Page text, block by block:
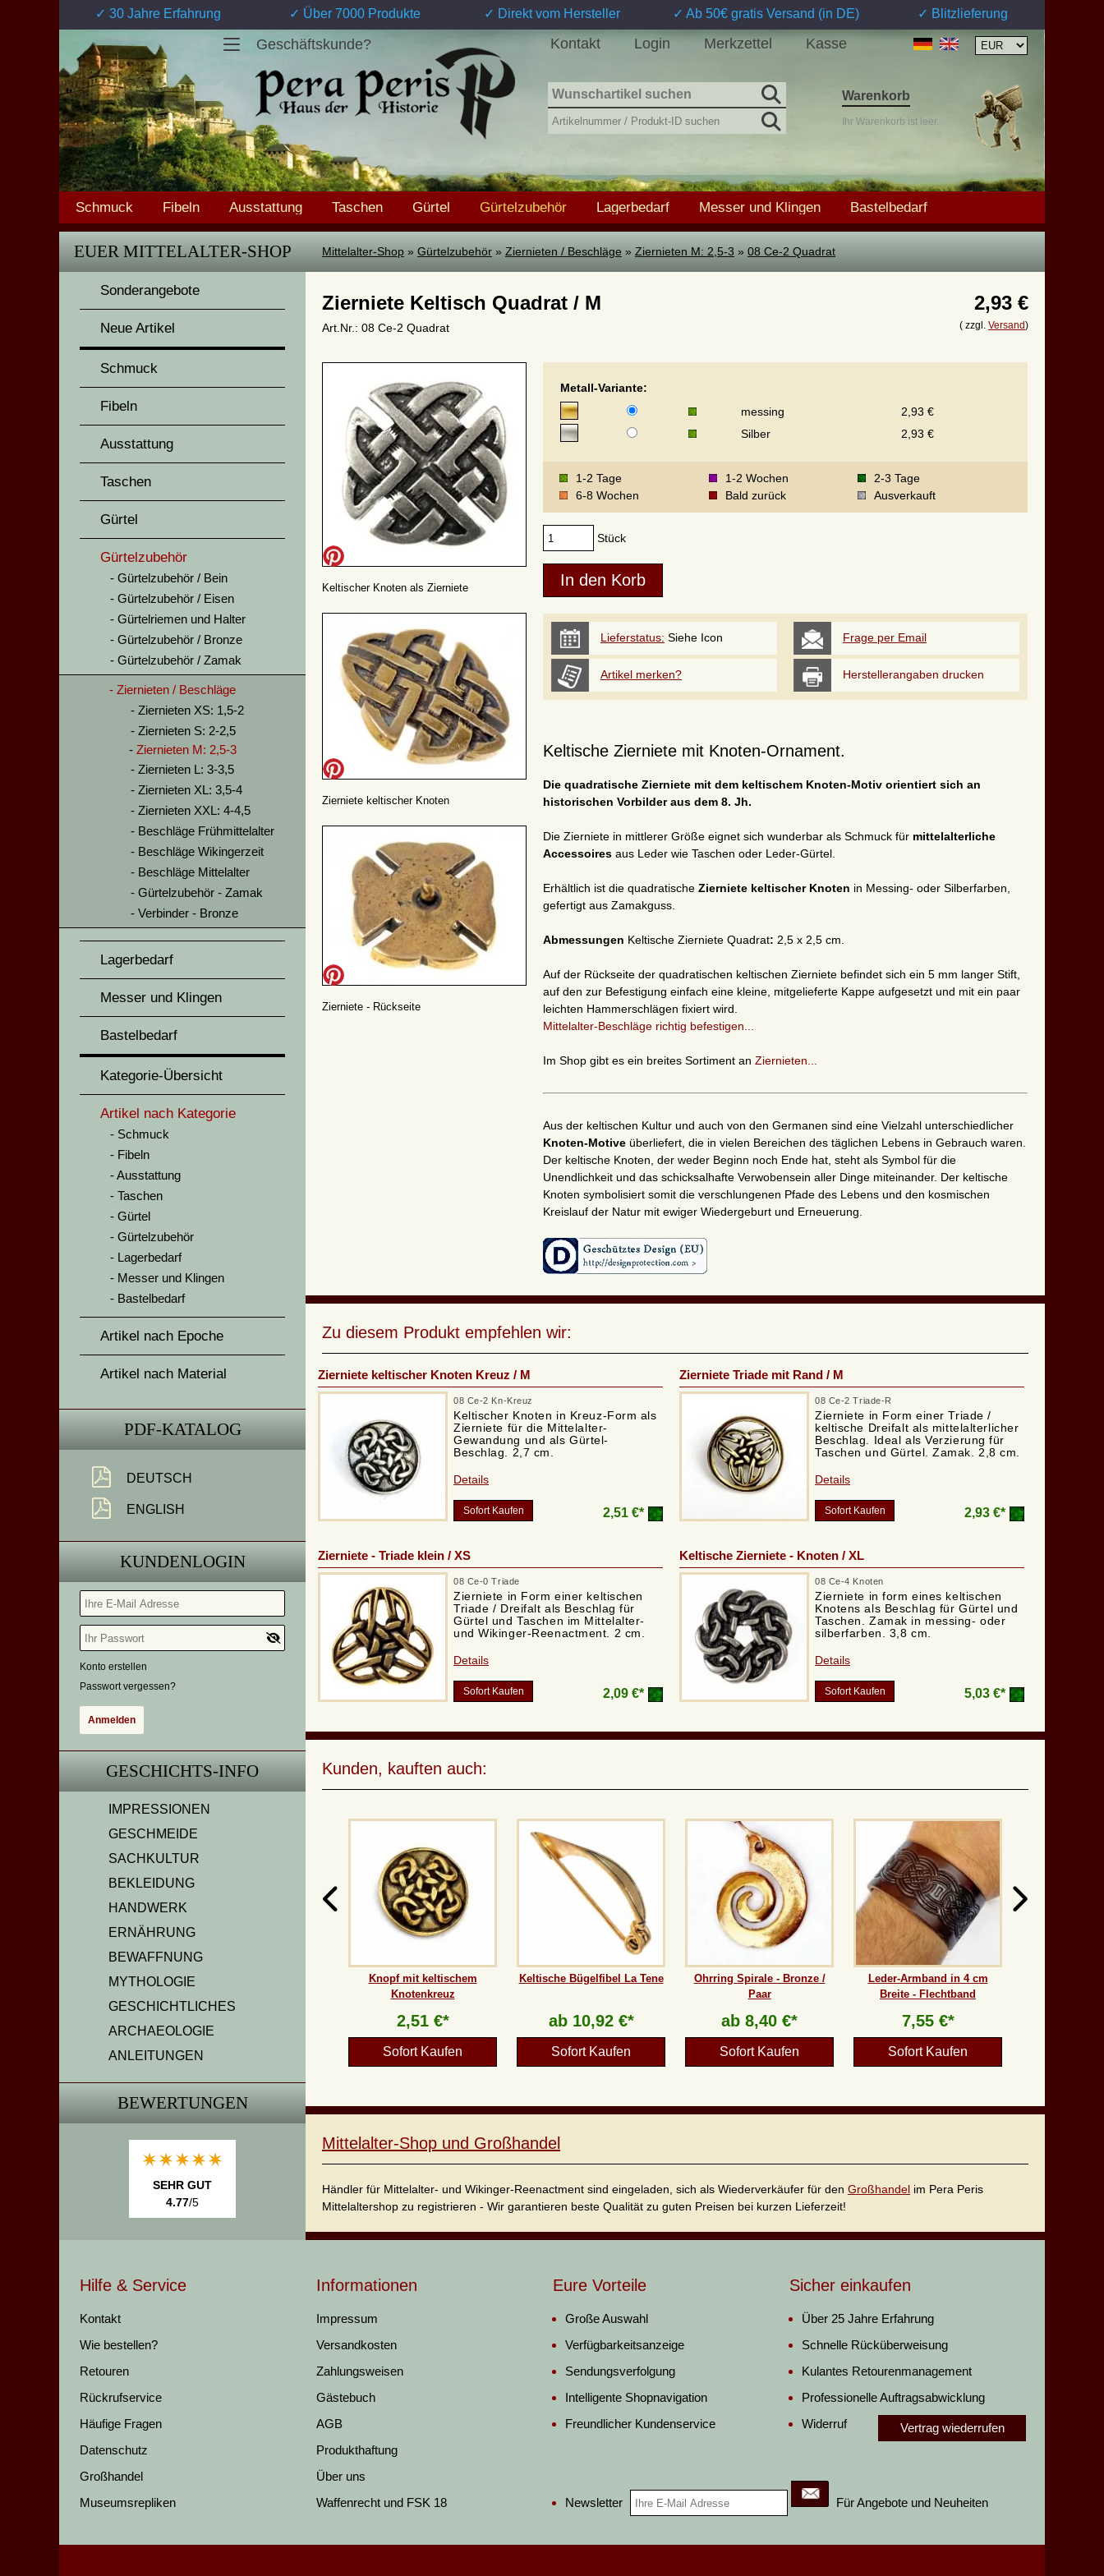
✓ 30 Jahre Erfahrung ✓ Über 7000 Produkte ✓ Direkt vom Hersteller ✓ Ab 50€ gratis Versand (in DE) ✓ Blitzlieferung
Geschäftskunde? Kontakt Login Merkzettel Kasse
Schmuck Fibeln Ausstattung Taschen Gürtel Gürtelzubehör Lagerbedarf Messer und Klingen Bastelbedarf
Warenkorb
Ihr Warenkorb ist leer.
EUER MITTELALTER-SHOP
Sonderangebote
Neue Artikel
Schmuck
Fibeln
Ausstattung
Taschen
Gürtel
Gürtelzubehör
Gürtelzubehör / Bein
Gürtelzubehör / Eisen
Gürtelriemen und Halter
Gürtelzubehör / Bronze
Gürtelzubehör / Zamak
Ziernieten / Beschläge
Ziernieten XS: 1,5-2
Ziernieten S: 2-2,5
Ziernieten M: 2,5-3
Ziernieten L: 3-3,5
Ziernieten XL: 3,5-4
Ziernieten XXL: 4-4,5
Beschläge Frühmittelalter
Beschläge Wikingerzeit
Beschläge Mittelalter
Gürtelzubehör - Zamak
Verbinder - Bronze
Lagerbedarf
Messer und Klingen
Bastelbedarf
Kategorie-Übersicht
Artikel nach Kategorie
Schmuck
Fibeln
Ausstattung
Taschen
Gürtel
Gürtelzubehör
Lagerbedarf
Messer und Klingen
Bastelbedarf
Artikel nach Epoche
Artikel nach Material
PDF-KATALOG
DEUTSCH
ENGLISH
KUNDENLOGIN
Konto erstellen
Passwort vergessen?
GESCHICHTS-INFO
IMPRESSIONEN
GESCHMEIDE
SACHKULTUR
BEKLEIDUNG
HANDWERK
ERNÄHRUNG
BEWAFFNUNG
MYTHOLOGIE
GESCHICHTLICHES
ARCHAEOLOGIE
ANLEITUNGEN
BEWERTUNGEN
SEHR GUT
4.77/5
Mittelalter-Shop » Gürtelzubehör » Ziernieten / Beschläge » Ziernieten M: 2,5-3 » 08 Ce-2 Quadrat
Zierniete Keltisch Quadrat / M
Art.Nr.: 08 Ce-2 Quadrat
2,93 €
( zzgl. Versand)
Keltischer Knoten als Zierniete
Zierniete keltischer Knoten
Zierniete - Rückseite
Metall-Variante:
messing
2,93 €
Silber
2,93 €
1-2 Tage 1-2 Wochen
2-3 Tage
6-8 Wochen
Bald zurück Ausverkauft
Stück
Lieferstatus: Siehe Icon Frage per Email
Artikel merken? Herstellerangaben drucken
Keltische Zierniete mit Knoten-Ornament.
Die quadratische Zierniete mit dem keltischem Knoten-Motiv orientiert sich an
historischen Vorbilder aus dem 8. Jh.
Die Zierniete in mittlerer Größe eignet sich wunderbar als Schmuck für mittelalterliche
Accessoires aus Leder wie Taschen oder Leder-Gürtel.
Erhältlich ist die quadratische Zierniete keltischer Knoten in Messing- oder Silberfarben,
gefertigt aus Zamakguss.
Abmessungen Keltische Zierniete Quadrat: 2,5 x 2,5 cm.
Auf der Rückseite der quadratischen keltischen Zierniete befindet sich ein 5 mm langer Stift,
auf den zur Befestigung einfach eine kleine, mitgelieferte Kappe aufgesetzt und mit ein paar
leichten Hammerschlägen fixiert wird.
Mittelalter-Beschläge richtig befestigen...
Im Shop gibt es ein breites Sortiment an Ziernieten...
Aus der keltischen Kultur und auch von den Germanen sind eine Vielzahl unterschiedlicher
Knoten-Motive überliefert, die in vielen Bereichen des täglichen Lebens in Gebrauch waren.
Der keltische Knoten, der weder Beginn noch Ende hat, steht als Symbol für die
Unendlichkeit und das schicksalhafte Verwobensein aller Dinge miteinander. Der keltische
Knoten symbolisiert somit die verschlungenen Pfade des Lebens und den kosmischen
Kreislauf der Natur mit ewiger Wiedergeburt und Erneuerung.
Zu diesem Produkt empfehlen wir:
Zierniete keltischer Knoten Kreuz / M
08 Ce-2 Kn-Kreuz
Keltischer Knoten in Kreuz-Form als
Zierniete für die Mittelalter-
Gewandung und als Gürtel-
Beschlag. 2,7 cm.
Details
Sofort Kaufen 2,51 €*
Zierniete Triade mit Rand / M
08 Ce-2 Triade-R
Zierniete in Form einer Triade /
keltische Dreifalt als mittelalterlicher
Beschlag. Ideal als Verzierung für
Taschen und Gürtel. Zamak. 2,8 cm.
Details
Sofort Kaufen 2,93 €*
Zierniete - Triade klein / XS
08 Ce-0 Triade
Zierniete in Form einer keltischen
Triade / Dreifalt als Beschlag für
Gürtel und Taschen im Mittelalter-
und Wikinger-Reenactment. 2 cm.
Details
Sofort Kaufen 2,09 €*
Keltische Zierniete - Knoten / XL
08 Ce-4 Knoten
Zierniete in form eines keltischen
Knotens als Beschlag für Gürtel und
Taschen. Zamak in messing- oder
silberfarben. 3,8 cm.
Details
Sofort Kaufen 5,03 €*
Kunden, kauften auch:
Knopf mit keltischem
Knotenkreuz
2,51 €*
Sofort Kaufen
Keltische Bügelfibel La Tene
ab 10,92 €*
Sofort Kaufen
Ohrring Spirale - Bronze /
Paar
ab 8,40 €*
Sofort Kaufen
Leder-Armband in 4 cm
Breite - Flechtband
7,55 €*
Sofort Kaufen
Mittelalter-Shop und Großhandel
Händler für Mittelalter- und Wikinger-Reenactment sind eingeladen, sich als Wiederverkäufer für den Großhandel im Pera Peris
Mittelaltershop zu registrieren - Wir garantieren beste Qualität zu guten Preisen bei kurzen Lieferzeit!
Hilfe & Service
Kontakt
Wie bestellen?
Retouren
Rückrufservice
Häufige Fragen
Datenschutz
Großhandel
Museumsrepliken
Informationen
Impressum
Versandkosten
Zahlungsweisen
Gästebuch
AGB
Produkthaftung
Über uns
Waffenrecht und FSK 18
Eure Vorteile
Große Auswahl
Verfügbarkeitsanzeige
Sendungsverfolgung
Intelligente Shopnavigation
Freundlicher Kundenservice
Newsletter Für Angebote und Neuheiten
Sicher einkaufen
Über 25 Jahre Erfahrung
Schnelle Rücküberweisung
Kulantes Retourenmanagement
Professionelle Auftragsabwicklung
Widerruf
Vertrag wiederrufen